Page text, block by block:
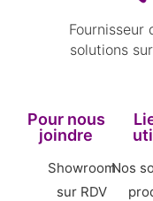
Fournisseur
solutions
Pour nous
joindre
Showroom
sur RDV
Nos